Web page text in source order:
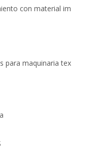
con material im
para maquinaria tex